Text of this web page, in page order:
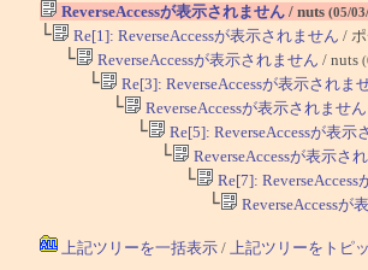
ReverseAccessが表示されません/ nuts (05/
└ Re[1]: ReverseAccessが表示されません /
└ ReverseAccessが表示されません / nuts
└ Re[3]: ReverseAccessが表示されま
└ ReverseAccessが表示されません
└ Re[5]: ReverseAccessが表示
└ ReverseAccessが表示さ
└ Re[7]:
└ ReverseAccessが
上記ツリーを一括表示/ 上記ツリーをトピ